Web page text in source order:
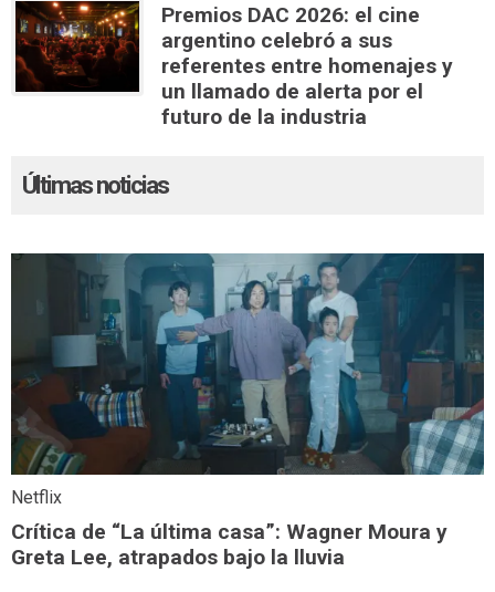
Premios DAC 2026: el cine
argentino celebró a sus
referentes entre homenajes y
un llamado de alerta por el
futuro de la industria
Últimas noticias
Netflix
Crítica de “La última casa”: Wagner Moura y
Greta Lee, atrapados bajo la lluvia